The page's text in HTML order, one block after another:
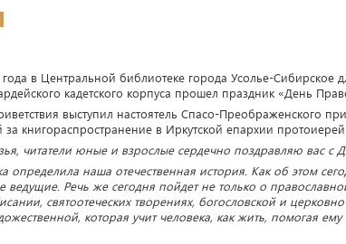
года в Центральной библиотеке города Усолье-Сибирское
кадетского корпуса прошел праздник «День
выступил настоятель Спасо-Преображенского
за книгораспространение в Иркутской епархии
читатели юные и взрослые сердечно поздравляю вас с
определила наша отечественная история. Как об этом
ведущие. Речь же сегодня пойдет не только о
святоотеческих творениях, богословской и
которая учит человека, как жить, помогая